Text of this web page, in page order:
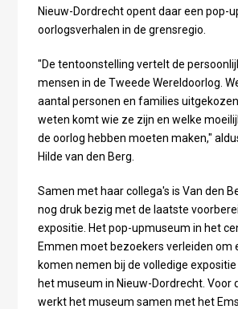
Nieuw-Dordrecht opent daar een pop-
oorlogsverhalen in de grensregio.
"De tentoonstelling vertelt de
mensen in de Tweede Wereldoorlog.
aantal personen en families
weten komt wie ze zijn en welke
de oorlog hebben moeten maken,"
Hilde van den Berg.
Samen met haar collega's is Van den
nog druk bezig met de laatste
expositie. Het pop-upmuseum in het
Emmen moet bezoekers verleiden om
komen nemen bij de volledige
het museum in Nieuw-Dordrecht. Voor
werkt het museum samen met het